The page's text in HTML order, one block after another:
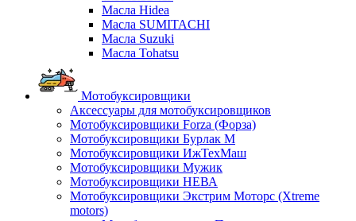
Масла Hidea
Масла SUMITACHI
Масла Suzuki
Масла Tohatsu
Мотобуксировщики
Аксессуары для мотобуксировщиков
Мотобуксировщики Forza (Форза)
Мотобуксировщики Бурлак М
Мотобуксировщики ИжТехМаш
Мотобуксировщики Мужик
Мотобуксировщики НЕВА
Мотобуксировщики Экстрим Моторс (Xtreme
motors)